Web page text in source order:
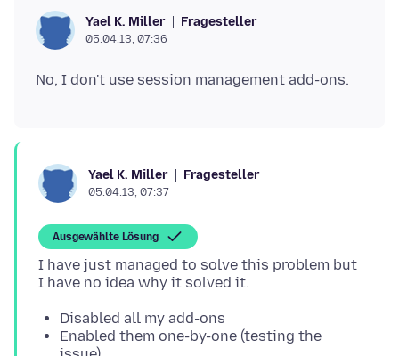
Yael K. Miller Fragesteller
05.04.13, 07:36
Yael K. Miller Fragesteller
05.04.13, 07:37
Ausgewählte Lösung
I have just managed to solve this problem but
Disabled all my add-ons
Enabled them one-by-one (testing the